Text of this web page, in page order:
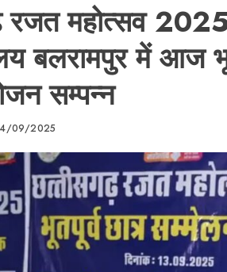
रजत महोत्सव
बलरामपुर में आज
सम्पन्न
09/2025